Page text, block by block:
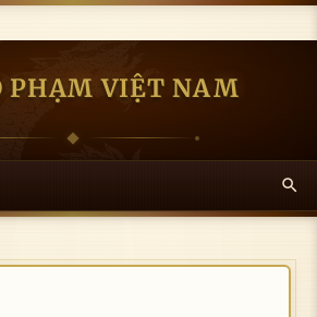
PHẠM VIỆT NAM